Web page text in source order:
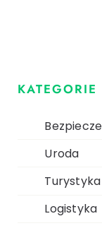
KATEGORIE
Uroda
Turystyka
Logistyka